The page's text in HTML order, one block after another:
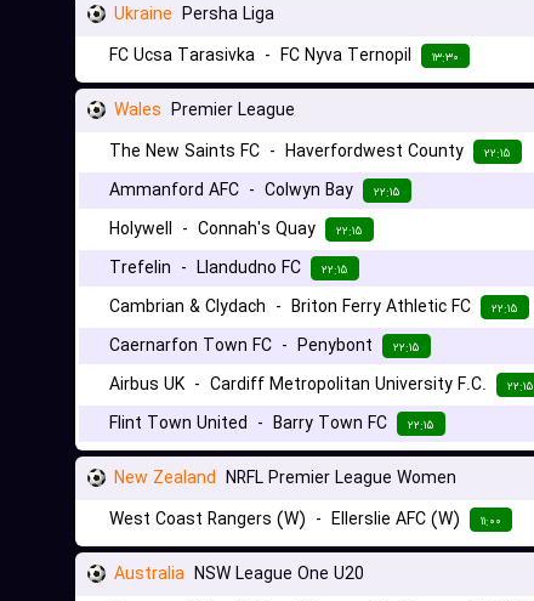
Ukraine Persha Liga
FC Ucsa Tarasivka - FC Nyva Ternopil ۱۳:۳۰
Wales Premier League
The New Saints FC - Haverfordwest County ۲۲:۱۵
Ammanford AFC - Colwyn Bay ۲۲:۱۵
Holywell - Connah's Quay ۲۲:۱۵
Trefelin - Llandudno FC ۲۲:۱۵
Cambrian & Clydach - Briton Ferry Athletic FC ۲۲:۱۵
Caernarfon Town FC - Penybont ۲۲:۱۵
Airbus UK - Cardiff Metropolitan University F.C. ۲۲:۱۵
Flint Town United - Barry Town FC ۲۲:۱۵
New Zealand NRFL Premier League Women
West Coast Rangers (W) - Ellerslie AFC (W) ۱۱:۰۰
Australia NSW League One U20